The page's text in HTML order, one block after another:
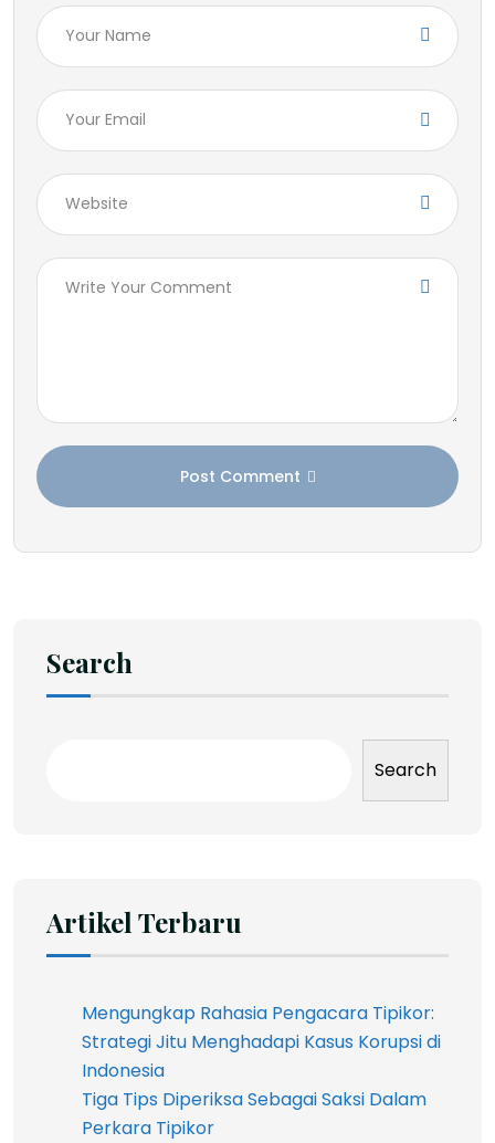
Post Comment
Search
Search
Artikel Terbaru
Mengungkap Rahasia Pengacara Tipikor:
Strategi Jitu Menghadapi Kasus Korupsi di
Indonesia
Tiga Tips Diperiksa Sebagai Saksi Dalam
Perkara Tipikor